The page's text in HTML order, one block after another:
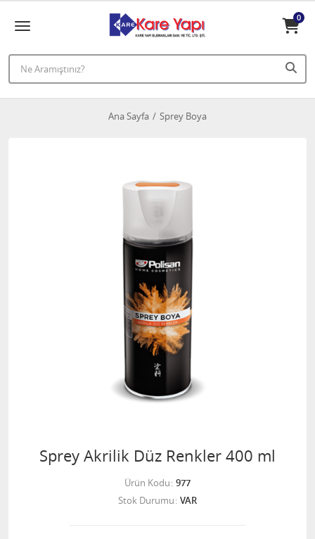
0
Ana Sayfa Sprey Boya
Sprey Akrilik Düz Renkler 400 ml
Ürün Kodu 977
Stok Durumu VAR